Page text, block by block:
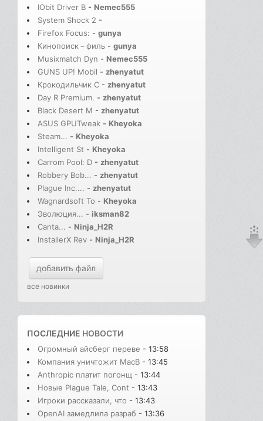
IObit Driver B - Nemec555
System Shock 2 -
Firefox Focus: - gunya
Кинопоиск－филь - gunya
Musixmatch Dyn - Nemec555
GUNS UP! Mobil - zhenyatut
Крокодильчик С - zhenyatut
Day R Premium. - zhenyatut
Black Desert M - zhenyatut
ASUS GPUTweak - Kheyoka
Steam... - Kheyoka
Intelligent St - Kheyoka
Carrom Pool: D - zhenyatut
Robbery Bob... - zhenyatut
Plague Inc.... - zhenyatut
Wagnardsoft To - Kheyoka
Эволюция... - iksman82
Canta... - Ninja_H2R
InstallerX Rev - Ninja_H2R
добавить файл
все новинки
ПОСЛЕДНИЕ НОВОСТИ
Огромный айсберг переве - 13:58
Компания уничтожит MacB - 13:45
Anthropic платит погонщ - 13:44
Новые Plague Tale, Cont - 13:43
Игроки рассказали, что - 13:43
OpenAI замедлила разраб - 13:36